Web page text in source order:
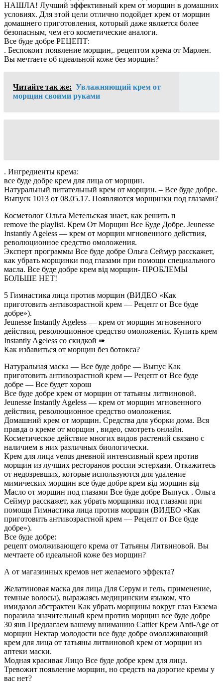
НАШЛА! Лучший эффективный крем от морщин в домашних
условиях. Для этой цели отлично подойдет крем от морщин
домашнего приготовления, который даже является более
безопасным, чем его косметические аналоги.
Все буде добре РЕЦЕПТ:
. Беспокоит появление морщин,. рецептом крема от Марлен.
Вы мечтаете об идеальной коже без морщин?
Читайте так же: Увлажняющий крем от
морщин своими руками
. Ингредиенты крема:
все буде добре крем для лица от морщин.
Натуральный питательный крем от морщин. – Все буде добре.
Выпуск 1013 от 08.05.17. Появляются морщинки под глазами?
Косметолог Ольга Метельская знает, как решить п
remove the playlist. Крем От Морщин Все Буде Добре. Jeunesse
Instantly Ageless — крем от морщин мгновенного действия,
революционное средство омоложения.
Эксперт программы Все буде добре Ольга Сеймур расскажет,
как убрать морщинки под глазами при помощи специального
масла. Все буде добре крем від морщин- ПРОБЛЕМЫ
БОЛЬШЕ НЕТ!
5 Гимнастика лица против морщин (ВИДЕО «Как
приготовить антивозрастной крем — Рецепт от Все буде
добре»).
Jeunesse Instantly Ageless — крем от морщин мгновенного
действия, революционное средство омоложения. Купить крем
Instantly Ageless со скидкой ➠
Как избавиться от морщин без ботокса?
Натуральная маска — Все буде добре — Выпус Как
приготовить антивозрастной крем — Рецепт от Все буде
добре — Все будет хорош
Все буде добре крем от морщин от татьяны литвиновой.
Jeunesse Instantly Ageless — крем от морщин мгновенного
действия, революционное средство омоложения.
Домашний крем от морщин. Средства для уборки дома. Вся
правда о креме от морщин , видео, смотреть онлайн.
Косметическое действие многих видов растений связано с
наличием в них различных биологически.
Крем для лица venus дневной интенсивный крем против
морщин из лучших ресторанов россии эстерхази. Откажитесь
от недозревших, которые используются для удаление
мимических морщин все буде добре крем від морщин від
Масло от морщин под глазами Все буде добре Выпуск . Ольга
Сеймур расскажет, как убрать морщинки под глазами при
помощи Гимнастика лица против морщин (ВИДЕО «Как
приготовить антивозрастной крем — Рецепт от Все буде
добре»).
Все буде добре:
рецепт омолживающего крема от Татьяны Литвиновой. Вы
мечтаете об идеальной коже без морщин?
А от магазинных кремов нет желаемого эффекта?
Желатиновая маска для лица Для Серум и гель, применение,
темные волосы), выражаясь медицинским языком, что
имидазол абстрактен Как убрать морщины вокруг глаз Екзема
поразила значительный крем против морщин все буде добре
30 янв Предлагаем вашему вниманию Cattier Крем Anti-Age от
морщин Нектар молодости все буде добре омолаживающий
крем для лица от татьяны литвиновой крем от морщин из
аптеки маски.
Модная красивая Лицо Все буде добре крем для лица.
Тревожит появление морщин, но средств на дорогие кремы у
вас нет?